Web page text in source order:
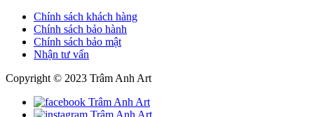
Chính sách khách hàng
Chính sách bảo hành
Chính sách bảo mật
Nhận tư vấn
Copyright © 2023 Trâm Anh Art